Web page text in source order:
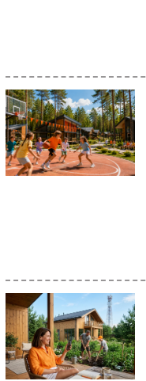
Гаджеты
Здоровье
РАЗДЕЛЫ
Новости
IT класс
Тестовый стенд
Каталог компаний